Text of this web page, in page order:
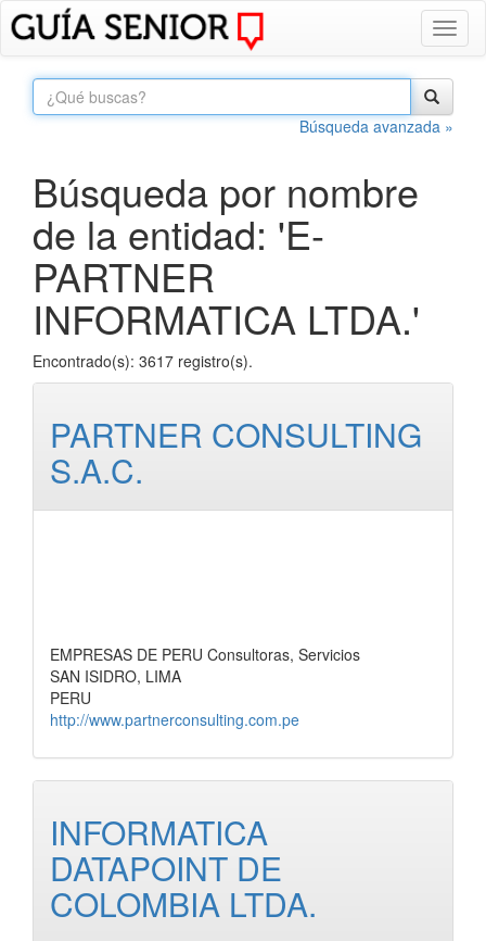
Búsqueda avanzada »
Búsqueda por nombre
de la entidad: 'E-
PARTNER
INFORMATICA LTDA.'
Encontrado(s): 3617 registro(s).
PARTNER CONSULTING
S.A.C.
EMPRESAS DE PERU Consultoras, Servicios
SAN ISIDRO, LIMA
PERU
http://www.partnerconsulting.com.pe
INFORMATICA
DATAPOINT DE
COLOMBIA LTDA.